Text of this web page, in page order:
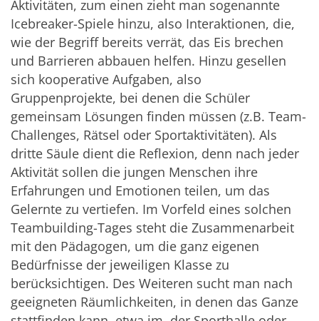
Aktivitäten, zum einen zieht man sogenannte
Icebreaker-Spiele hinzu, also Interaktionen, die,
wie der Begriff bereits verrät, das Eis brechen
und Barrieren abbauen helfen. Hinzu gesellen
sich kooperative Aufgaben, also
Gruppenprojekte, bei denen die Schüler
gemeinsam Lösungen finden müssen (z.B. Team-
Challenges, Rätsel oder Sportaktivitäten). Als
dritte Säule dient die Reflexion, denn nach jeder
Aktivität sollen die jungen Menschen ihre
Erfahrungen und Emotionen teilen, um das
Gelernte zu vertiefen. Im Vorfeld eines solchen
Teambuilding-Tages steht die Zusammenarbeit
mit den Pädagogen, um die ganz eigenen
Bedürfnisse der jeweiligen Klasse zu
berücksichtigen. Des Weiteren sucht man nach
geeigneten Räumlichkeiten, in denen das Ganze